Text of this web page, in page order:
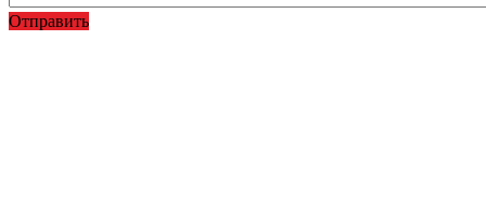
Отправить